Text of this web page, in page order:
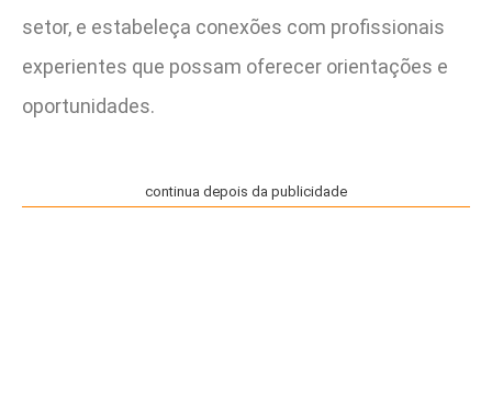
setor, e estabeleça conexões com profissionais
experientes que possam oferecer orientações e
oportunidades.
continua depois da publicidade